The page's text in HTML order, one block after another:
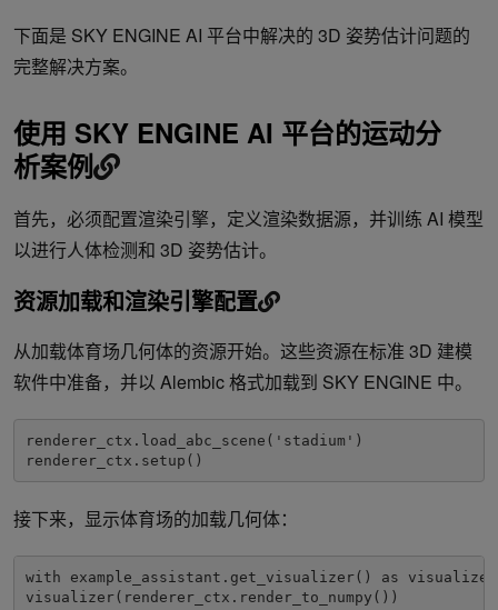
下面是 SKY ENGINE AI 平台中解决的 3D 姿势估计问题的
完整解决方案。
使用 SKY ENGINE AI 平台的运动分
析案例
首先，必须配置渲染引擎，定义渲染数据源，并训练 AI 模型
以进行人体检测和 3D 姿势估计。
资源加载和渲染引擎配置
从加载体育场几何体的资源开始。这些资源在标准 3D 建模
软件中准备，并以 Alembic 格式加载到 SKY ENGINE 中。
renderer_ctx.load_abc_scene('stadium')
renderer_ctx.setup()
接下来，显示体育场的加载几何体：
with example_assistant.get_visualizer() as